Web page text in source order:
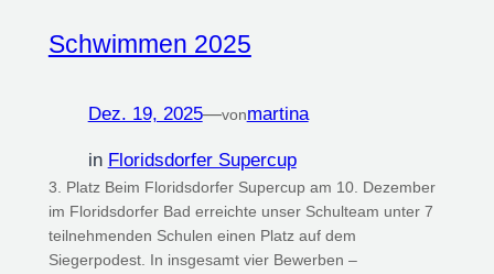
Schwimmen 2025
Dez. 19, 2025—vonmartina
in Floridsdorfer Supercup
3. Platz Beim Floridsdorfer Supercup am 10. Dezember
im Floridsdorfer Bad erreichte unser Schulteam unter 7
teilnehmenden Schulen einen Platz auf dem
Siegerpodest. In insgesamt vier Bewerben –